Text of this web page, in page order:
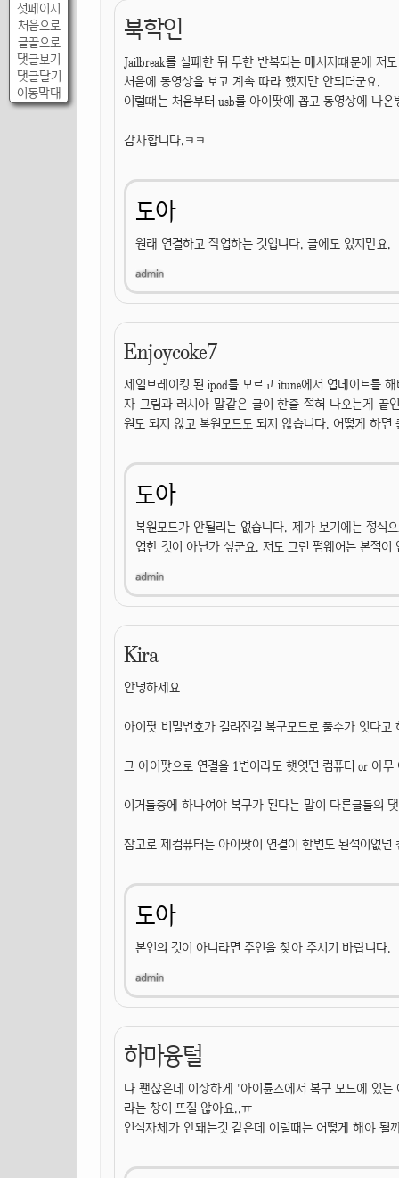
첫페이지
처음으로
글끝으로
댓글보기
댓글달기
이동막대
북학인
Jailbreak를 실패한 뒤 무한 반복되는 메시지떄문에 저
처음에 동영상을 보고 계속 따라 했지만 안되더군요.
이럴떄는 처음부터 usb를 아이팟에 꼽고 동영상에 나
감사합니다.ㅋㅋ
도아
원래 연결하고 작업하는 것입니다. 글에도 있지만요.
Enjoycoke7
제일브레이킹 된 ipod를 모르고 itune에서 업데이트를
자 그림과 러시아 말같은 글이 한줄 적혀 나오는게 끝
원도 되지 않고 복원모드도 되지 않습니다. 어떻게 하면
도아
복원모드가 안될리는 없습니다. 제가 보기에는 정식
업한 것이 아닌가 싶군요. 저도 그런 펌웨어는 본적
Kira
안녕하세요
아이팟 비밀번호가 걸려진걸 복구모드로 풀수가 잇다고
그 아이팟으로 연결을 1번이라도 햇엇던 컴퓨터 or 아
이거둘중에 하나여야 복구가 된다는 말이 다른글들의
참고로 제컴퓨터는 아이팟이 연결이 한번도 된적이없
도아
본인의 것이 아니라면 주인을 찾아 주시기 바랍니다.
하마융털
다 괜찮은데 이상하게 '아이튠즈에서 복구 모드에 있는
라는 창이 뜨질 않아요..ㅠ
인식자체가 안돼는것 같은데 이럴때는 어떻게 해야 될